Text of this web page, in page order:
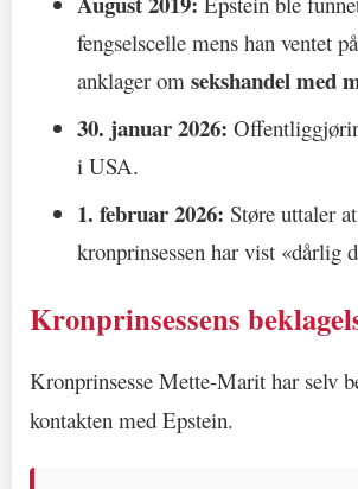
fengselscelle mens han ventet
anklager om sekshandel med
30. januar 2026:
i USA.
1. februar 2026: Støre uttaler
kronprinsessen har vist «dårlig
Kronprinsessens
Kronprinsesse Mette-Marit har selv
kontakten med Epstein.